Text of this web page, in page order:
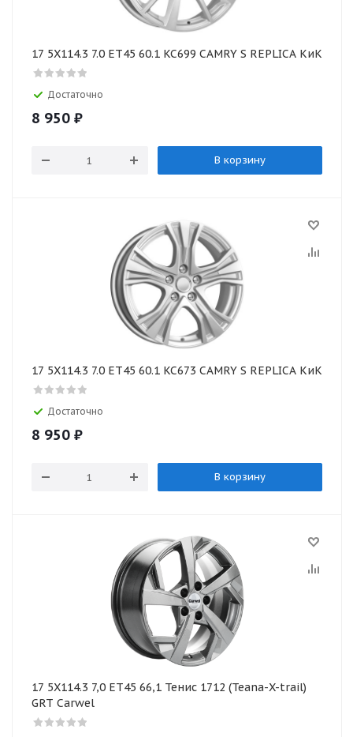
17 5X114.3 7.0 ET45 60.1 KC699 CAMRY S REPLICA КиК
Достаточно
8 950 ₽
В корзину
17 5X114.3 7.0 ET45 60.1 KC673 CAMRY S REPLICA КиК
Достаточно
8 950 ₽
В корзину
17 5X114.3 7,0 ET45 66,1 Тенис 1712 (Teana-X-trail)
GRT Carwel